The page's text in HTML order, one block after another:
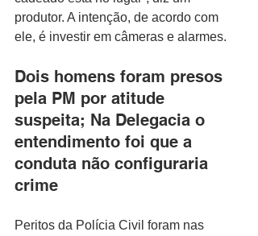
produtor. A intenção, de acordo com
ele, é investir em câmeras e alarmes.
Dois homens foram presos
pela PM por atitude
suspeita; Na Delegacia o
entendimento foi que a
conduta não configuraria
crime
Peritos da Polícia Civil foram nas